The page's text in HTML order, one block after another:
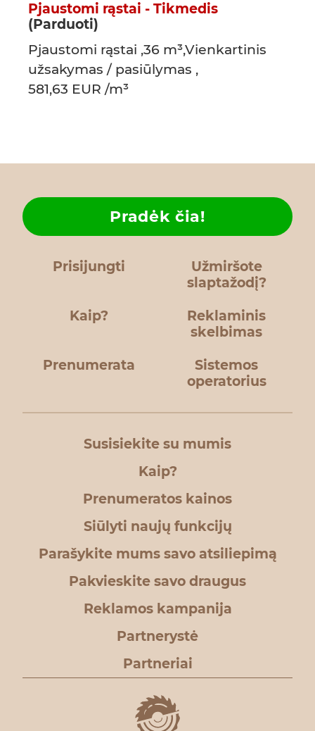
Pjaustomi rąstai - Tikmedis
(Parduoti)
Pjaustomi rąstai ,36 m³,Vienkartinis
užsakymas / pasiūlymas ,
581,63 EUR /m³
Prisijungti
Užmiršote
slaptažodį?
Kaip?
Pradėk čia!
Reklaminis
skelbimas
Prenumerata
Sistemos
operatorius
Susisiekite su mumis
Kaip?
Prenumeratos kainos
Siūlyti naujų funkcijų
Parašykite mums savo atsiliepimą
Pakvieskite savo draugus
Reklamos kampanija
Partnerystė
Partneriai